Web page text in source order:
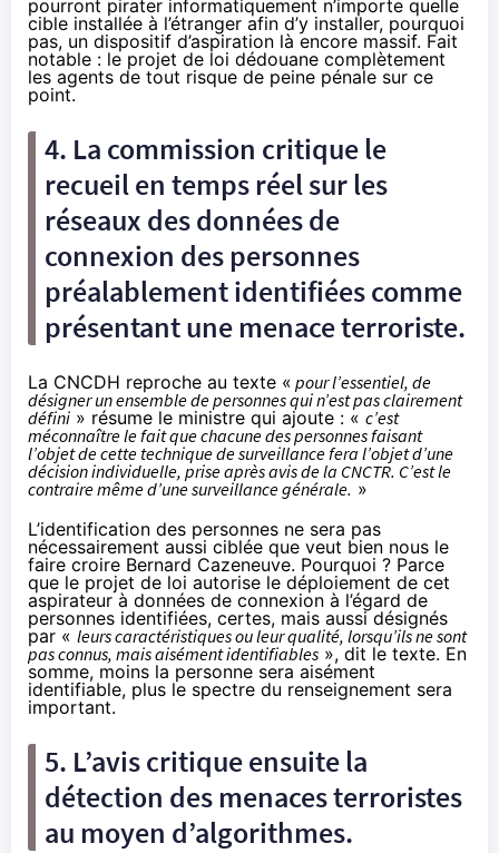
pourront pirater informatiquement n’importe quelle
cible installée à l’étranger afin d’y installer, pourquoi
pas, un dispositif d’aspiration là encore massif. Fait
notable : le projet de loi dédouane complètement
les agents de tout risque de peine pénale sur ce
point.
4. La commission critique le
recueil en temps réel sur les
réseaux des données de
connexion des personnes
préalablement identifiées comme
présentant une menace terroriste.
La CNCDH reproche au texte « pour l’essentiel, de
désigner un ensemble de personnes qui n’est pas clairement
défini » résume le ministre qui ajoute : « c’est
méconnaître le fait que chacune des personnes faisant
l’objet de cette technique de surveillance fera l’objet d’une
décision individuelle, prise après avis de la CNCTR. C’est le
contraire même d’une surveillance générale. »
L’identification des personnes ne sera pas
nécessairement aussi ciblée que veut bien nous le
faire croire Bernard Cazeneuve. Pourquoi ? Parce
que le projet de loi autorise le déploiement de cet
aspirateur à données de connexion à l’égard de
personnes identifiées, certes, mais aussi désignés
par « leurs caractéristiques ou leur qualité, lorsqu’ils ne sont
pas connus, mais aisément identifiables », dit le texte. En
somme, moins la personne sera aisément
identifiable, plus le spectre du renseignement sera
important.
5. L’avis critique ensuite la
détection des menaces terroristes
au moyen d’algorithmes.